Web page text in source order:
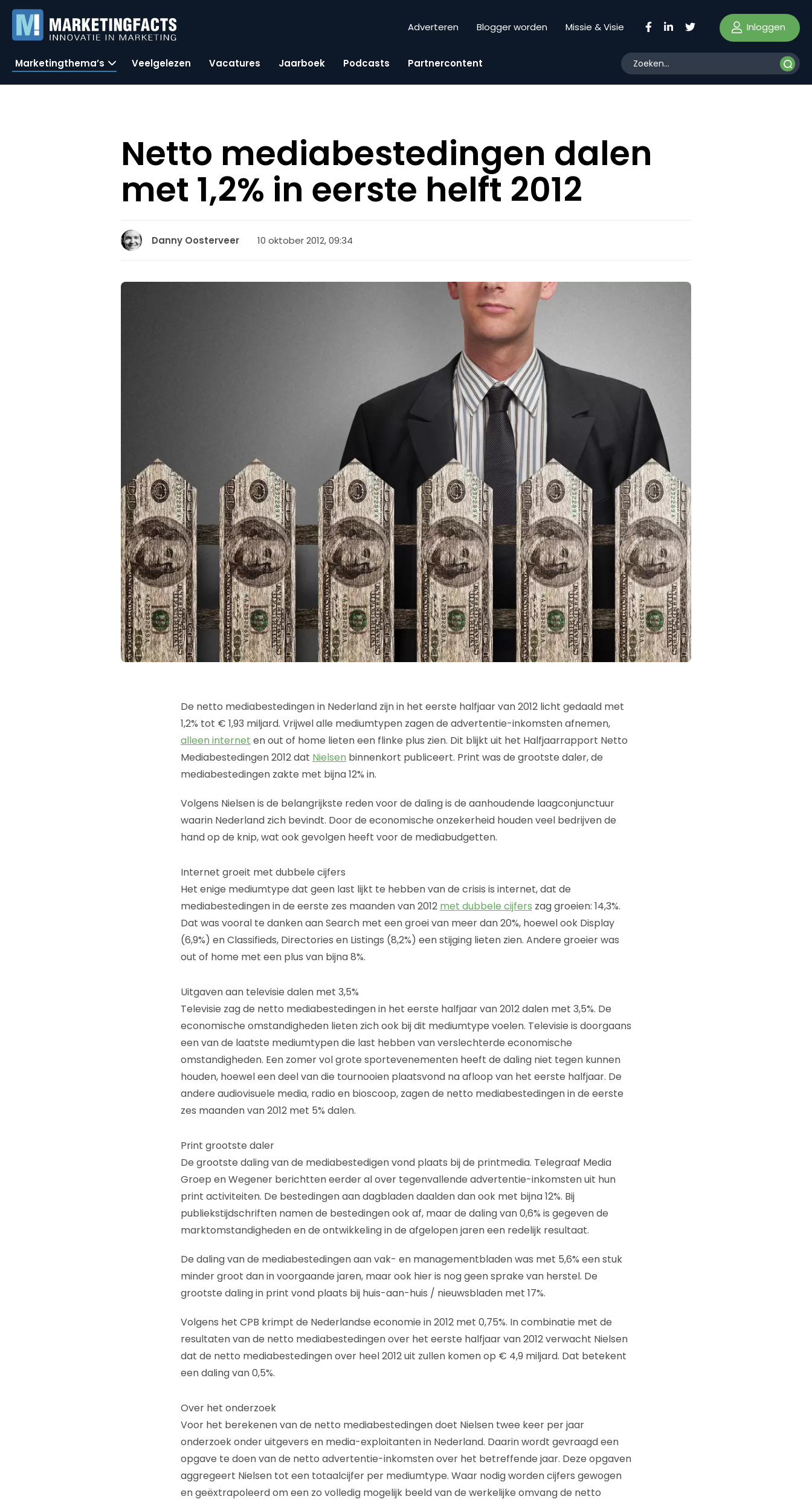
Adverteren Blogger worden Missie & Visie Inloggen
Marketingthema’s Veelgelezen Vacatures Jaarboek Podcasts Partnercontent
Netto mediabestedingen dalen
met 1,2% in eerste helft 2012
Danny Oosterveer 10 oktober 2012, 09:34
De netto mediabestedingen in Nederland zijn in het eerste halfjaar van 2012 licht gedaald met
1,2% tot € 1,93 miljard. Vrijwel alle mediumtypen zagen de advertentie-inkomsten afnemen,
alleen internet en out of home lieten een flinke plus zien. Dit blijkt uit het Halfjaarrapport Netto
Mediabestedingen 2012 dat Nielsen binnenkort publiceert. Print was de grootste daler, de
mediabestedingen zakte met bijna 12% in.
Volgens Nielsen is de belangrijkste reden voor de daling is de aanhoudende laagconjunctuur
waarin Nederland zich bevindt. Door de economische onzekerheid houden veel bedrijven de
hand op de knip, wat ook gevolgen heeft voor de mediabudgetten.
Internet groeit met dubbele cijfers
Het enige mediumtype dat geen last lijkt te hebben van de crisis is internet, dat de
mediabestedingen in de eerste zes maanden van 2012 met dubbele cijfers zag groeien: 14,3%.
Dat was vooral te danken aan Search met een groei van meer dan 20%, hoewel ook Display
(6,9%) en Classifieds, Directories en Listings (8,2%) een stijging lieten zien. Andere groeier was
out of home met een plus van bijna 8%.
Uitgaven aan televisie dalen met 3,5%
Televisie zag de netto mediabestedingen in het eerste halfjaar van 2012 dalen met 3,5%. De
economische omstandigheden lieten zich ook bij dit mediumtype voelen. Televisie is doorgaans
een van de laatste mediumtypen die last hebben van verslechterde economische
omstandigheden. Een zomer vol grote sportevenementen heeft de daling niet tegen kunnen
houden, hoewel een deel van die tournooien plaatsvond na afloop van het eerste halfjaar. De
andere audiovisuele media, radio en bioscoop, zagen de netto mediabestedingen in de eerste
zes maanden van 2012 met 5% dalen.
Print grootste daler
De grootste daling van de mediabestedigen vond plaats bij de printmedia. Telegraaf Media
Groep en Wegener berichtten eerder al over tegenvallende advertentie-inkomsten uit hun
print activiteiten. De bestedingen aan dagbladen daalden dan ook met bijna 12%. Bij
publiekstijdschriften namen de bestedingen ook af, maar de daling van 0,6% is gegeven de
marktomstandigheden en de ontwikkeling in de afgelopen jaren een redelijk resultaat.
De daling van de mediabestedingen aan vak- en managementbladen was met 5,6% een stuk
minder groot dan in voorgaande jaren, maar ook hier is nog geen sprake van herstel. De
grootste daling in print vond plaats bij huis-aan-huis / nieuwsbladen met 17%.
Volgens het CPB krimpt de Nederlandse economie in 2012 met 0,75%. In combinatie met de
resultaten van de netto mediabestedingen over het eerste halfjaar van 2012 verwacht Nielsen
dat de netto mediabestedingen over heel 2012 uit zullen komen op € 4,9 miljard. Dat betekent
een daling van 0,5%.
Over het onderzoek
Voor het berekenen van de netto mediabestedingen doet Nielsen twee keer per jaar
onderzoek onder uitgevers en media-exploitanten in Nederland. Daarin wordt gevraagd een
opgave te doen van de netto advertentie-inkomsten over het betreffende jaar. Deze opgaven
aggregeert Nielsen tot een totaalcijfer per mediumtype. Waar nodig worden cijfers gewogen
en geëxtrapoleerd om een zo volledig mogelijk beeld van de werkelijke omvang de netto